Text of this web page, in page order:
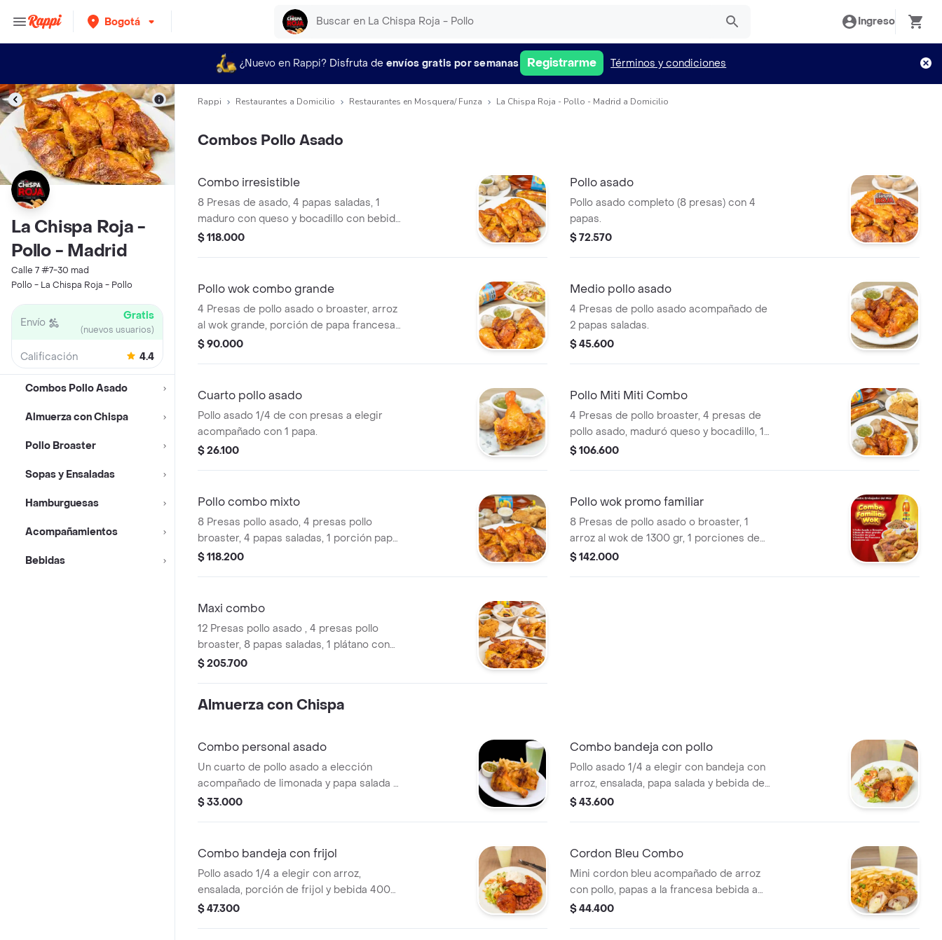
Bogotá Ingreso
¿Nuevo en Rappi? Disfruta de envíos gratis por semanas Registrarme Términos y condiciones
La Chispa Roja -
Pollo - Madrid
Calle 7 #7-30 mad
Pollo - La Chispa Roja - Pollo
Envío Gratis
(nuevos usuarios)
Calificación 4.4
Combos Pollo Asado
Almuerza con Chispa
Pollo Broaster
Sopas y Ensaladas
Hamburguesas
Acompañamientos
Bebidas
Rappi Restaurantes a Domicilio Restaurantes en Mosquera/ Funza La Chispa Roja - Pollo - Madrid a Domicilio
Combos Pollo Asado
Combo irresistible
8 Presas de asado, 4 papas saladas, 1
maduro con queso y bocadillo con bebida
1.5 l a elección.
$ 118.000
Pollo asado
Pollo asado completo (8 presas) con 4
papas.
$ 72.570
Pollo wok combo grande
4 Presas de pollo asado o broaster, arroz
al wok grande, porción de papa francesa
y gaseosa 1.5 l a elección.
$ 90.000
Medio pollo asado
4 Presas de pollo asado acompañado de
2 papas saladas.
$ 45.600
Cuarto pollo asado
Pollo asado 1/4 de con presas a elegir
acompañado con 1 papa.
$ 26.100
Pollo Miti Miti Combo
4 Presas de pollo broaster, 4 presas de
pollo asado, maduró queso y bocadillo, 1
porción papa francesa, 2 papas saladas
$ 106.600
Pollo combo mixto
8 Presas pollo asado, 4 presas pollo
broaster, 4 papas saladas, 1 porción papa
a la francesa y bebida 1.5 lt.
$ 118.200
Pollo wok promo familiar
8 Presas de pollo asado o broaster, 1
arroz al wok de 1300 gr, 1 porciones de
papa francesa y 1 croqueta de yuca
$ 142.000
Maxi combo
12 Presas pollo asado , 4 presas pollo
broaster, 8 papas saladas, 1 plátano con
queso, 1 porción papa a la francesa, 2
$ 205.700
Almuerza con Chispa
Combo personal asado
Un cuarto de pollo asado a elección
acompañado de limonada y papa salada o
papa francesa.
$ 33.000
Combo bandeja con pollo
Pollo asado 1/4 a elegir con bandeja con
arroz, ensalada, papa salada y bebida de
400 ml a elección.
$ 43.600
Combo bandeja con frijol
Pollo asado 1/4 a elegir con arroz,
ensalada, porción de frijol y bebida 400
ml a elección.
$ 47.300
Cordon Bleu Combo
Mini cordon bleu acompañado de arroz
con pollo, papas a la francesa bebida a
elección.
$ 44.400